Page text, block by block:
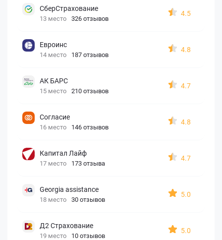
СберСтрахование
13 место 326 отзывов
4.5
Евроинс
14 место 187 отзывов
4.8
АК БАРС
15 место 210 отзывов
4.7
Согласие
16 место 146 отзывов
4.8
Капитал Лайф
17 место 173 отзыва
4.7
Georgia assistance
18 место 30 отзывов
5.0
Д2 Страхование
19 место 10 отзывов
5.0